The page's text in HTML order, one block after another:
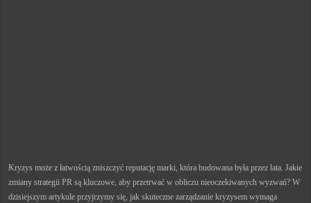
Kryzys może z łatwością zniszczyć reputację marki, która budowana była przez lata. Jakie
zmiany strategii PR są kluczowe, aby przetrwać w obliczu nieoczekiwanych wyzwań? W
dzisiejszym artykule przyjrzymy się, jak skuteczne zarządzanie kryzysem wymaga